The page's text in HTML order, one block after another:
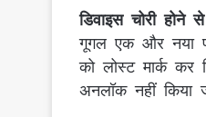
डिवाइस चोरी होने
गूगल एक और नया
को लोस्ट मार्क
अनलॉक नहीं किया